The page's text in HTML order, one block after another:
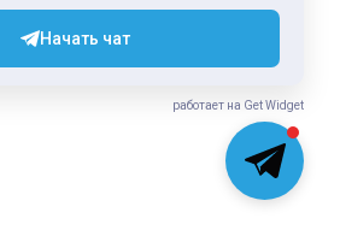
Начать чат
работает на Get Widget